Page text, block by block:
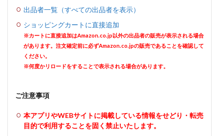
出品者一覧（すべての出品者を表示）
ショッピングカートに直接追加
※カートに直接追加はAmazon.co.jp以外の出品者の販売が表示される場合
があります。注文確定前に必ずAmazon.co.jpの販売であることを確認して
ください。
※何度かリロードをすることで表示される場合があります。
ご注意事項
本アプリやWEBサイトに掲載している情報をせどり・転売
目的で利用することを固く禁止いたします。